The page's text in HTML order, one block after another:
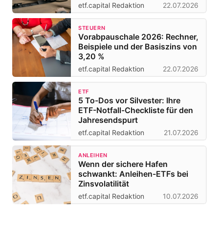
etf.capital Redaktion 22.07.2026
STEUERN
Vorabpauschale 2026: Rechner,
Beispiele und der Basiszins von
3,20 %
etf.capital Redaktion 22.07.2026
ETF
5 To-Dos vor Silvester: Ihre
ETF-Notfall-Checkliste für den
Jahresendspurt
etf.capital Redaktion 21.07.2026
ANLEIHEN
Wenn der sichere Hafen
schwankt: Anleihen-ETFs bei
Zinsvolatilität
etf.capital Redaktion 10.07.2026